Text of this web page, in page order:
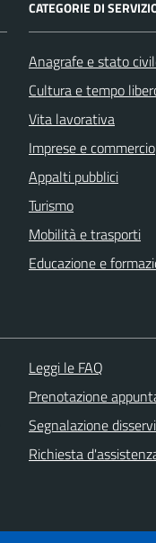
CATEGORIE DI
Anagrafe e stato
Cultura e tempo
Vita lavorativa
Imprese e commercio
Appalti pubblici
Turismo
Mobilità e trasporti
Educazione e
Leggi le FAQ
Prenotazione
Segnalazione
Richiesta